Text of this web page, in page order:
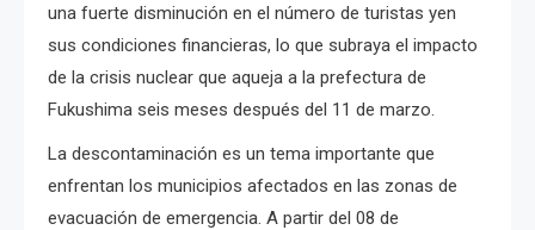
una fuerte disminución en el número de turistas yen
sus condiciones financieras, lo que subraya el impacto
de la crisis nuclear que aqueja a la prefectura de
Fukushima seis meses después del 11 de marzo.
La descontaminación es un tema importante que
enfrentan los municipios afectados en las zonas de
evacuación de emergencia. A partir del 08 de